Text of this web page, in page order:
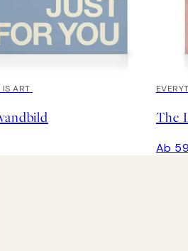
IS ART
The
Ab